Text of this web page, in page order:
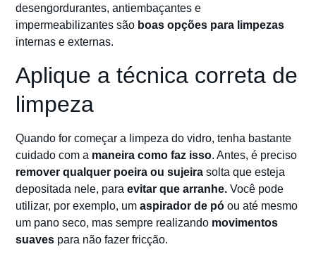
desengordurantes, antiembaçantes e
impermeabilizantes são boas opções para limpezas
internas e externas.
Aplique a técnica correta de
limpeza
Quando for começar a limpeza do vidro, tenha bastante
cuidado com a maneira como faz isso. Antes, é preciso
remover qualquer poeira ou sujeira solta que esteja
depositada nele, paraevitar que arranhe.Você pode
utilizar, por exemplo, umaspirador de pó ou até mesmo
um pano seco, mas sempre realizando movimentos
suaves para não fazer fricção.